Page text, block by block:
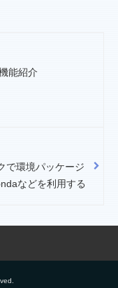
能紹介
で環境パッケージ
などを利用する